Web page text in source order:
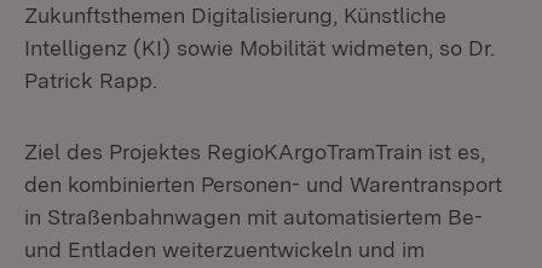
Zukunftsthemen Digitalisierung, Künstliche
Intelligenz (KI) sowie Mobilität widmeten, so Dr.
Patrick Rapp.
Ziel des Projektes RegioKArgoTramTrain ist es,
den kombinierten Personen- und Warentransport
in Straßenbahnwagen mit automatisiertem Be-
und Entladen weiterzuentwickeln und im